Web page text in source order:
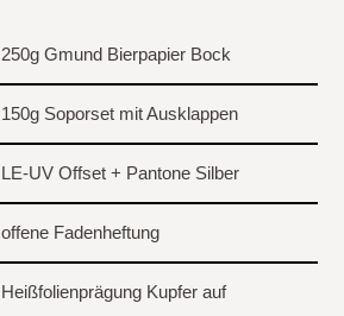
250g Gmund Bierpapier Bock
150g Soporset mit Ausklappen
LE-UV Offset + Pantone Silber
offene Fadenheftung
Heißfolienprägung Kupfer auf